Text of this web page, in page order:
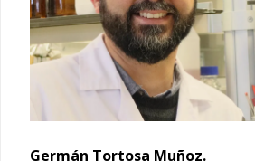
Germán Tortosa Muñoz.